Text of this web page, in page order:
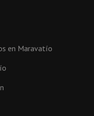
en Maravatío